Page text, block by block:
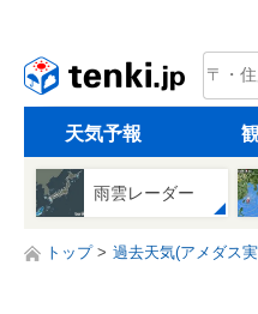
天気予報
雨雲レーダー
トップ 過去天気(アメダス